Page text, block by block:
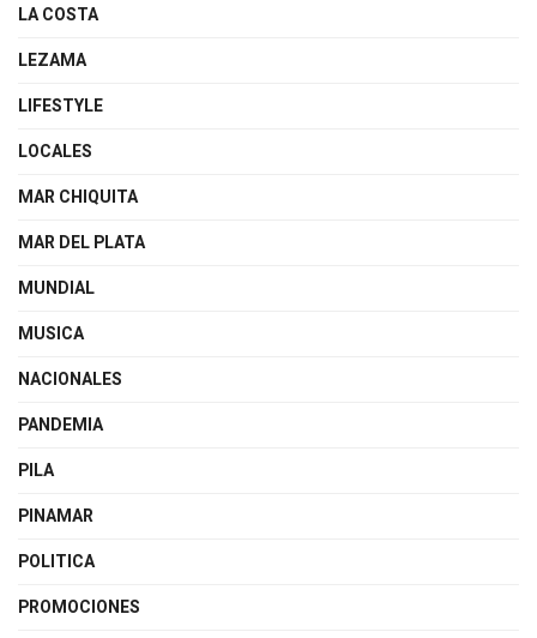
LA COSTA
LEZAMA
LIFESTYLE
LOCALES
MAR CHIQUITA
MAR DEL PLATA
MUNDIAL
MUSICA
NACIONALES
PANDEMIA
PILA
PINAMAR
POLITICA
PROMOCIONES